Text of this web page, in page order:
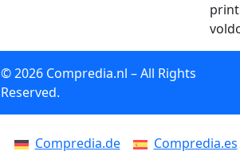
© 2026 Compredia.nl – All Rights
Reserved.
Compredia.de Compredia.es